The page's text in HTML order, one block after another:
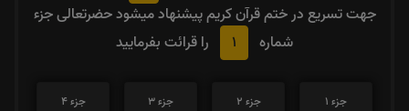
جهت تسریع در ختم قرآن کریم پیشنهاد میشود حضرتعالی جزء
شماره
1 را قرائت بفرمایید
جزء 1
جزء 2
جزء 3
جزء 4